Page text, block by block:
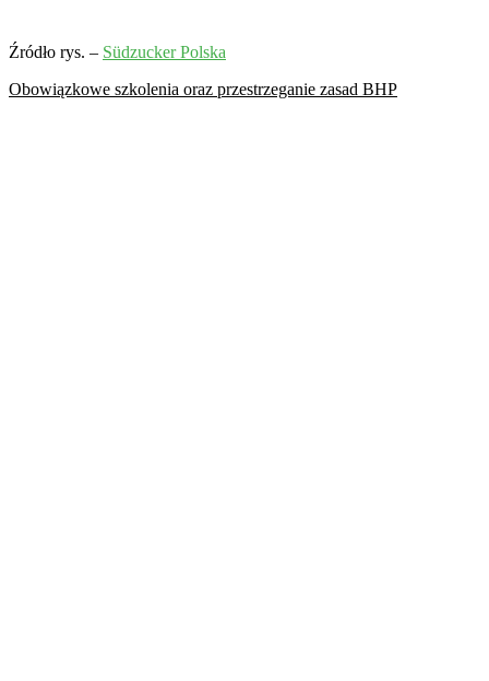
Źródło rys. – Südzucker Polska
Obowiązkowe szkolenia oraz przestrzeganie zasad BHP